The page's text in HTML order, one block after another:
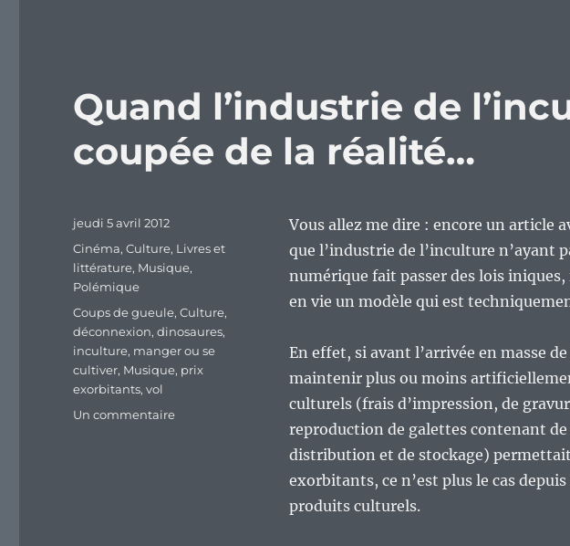
Quand l’industrie de
coupée de la réalité…
Vous allez me dire : encore un article
que l’industrie de l’inculture n’ayant
numérique fait passer des lois
en vie un modèle qui est
En effet, si avant l’arrivée en masse
maintenir plus ou moins
culturels (frais d’impression, de
reproduction de galettes contenant de
distribution et de stockage)
exorbitants, ce n’est plus le cas
produits culturels.
Publié
le
jeudi 5 avril 2012
Catégories
Cinéma,Culture, Livres et
littérature, Musique,
Polémique
Étiquettes
Coups de gueule,Culture,
déconnexion,dinosaures,
inculture, manger ou se
cultiver, Musique, prix
exorbitants,vol
Un commentairesur